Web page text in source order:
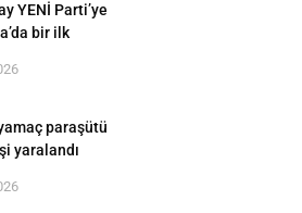
YENİ Parti’ye
bir ilk
paraşütü
yaralandı